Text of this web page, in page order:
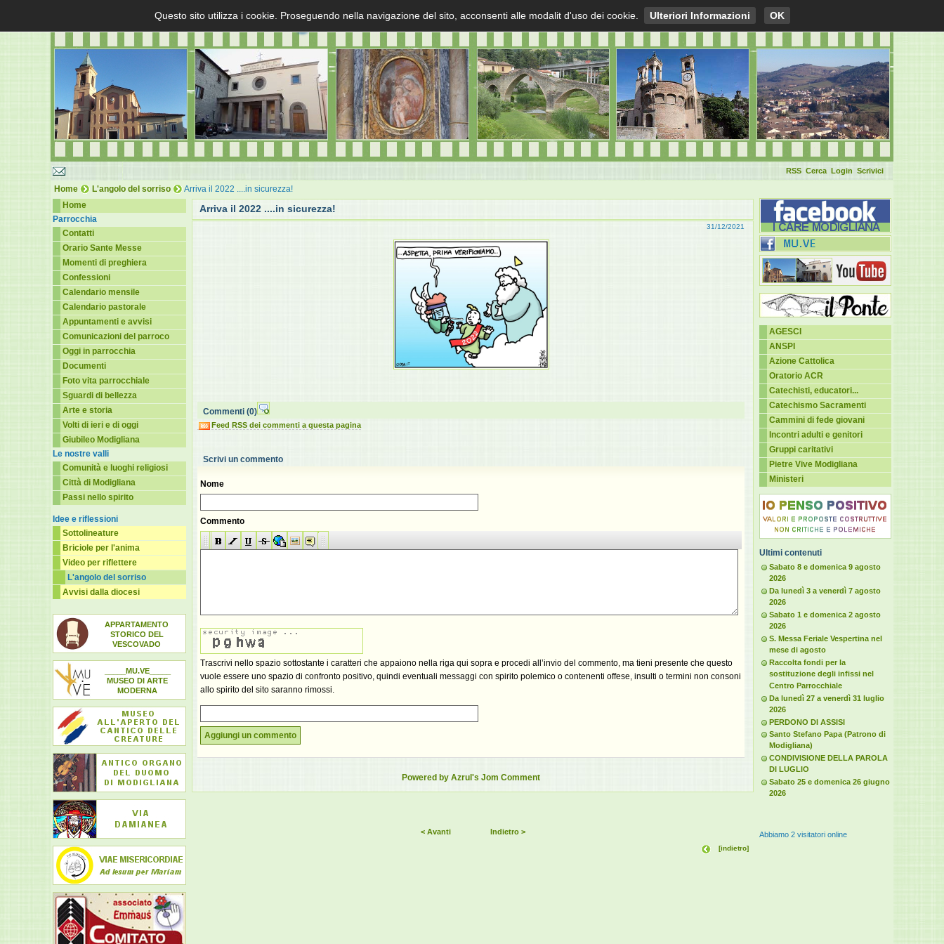
Scrivici
Login
Cerca
RSS
Home L'angolo del sorriso
Arriva il 2022 ....in sicurezza!
Home
Parrocchia
Contatti
Orario Sante Messe
Momenti di preghiera
Confessioni
Calendario mensile
Calendario pastorale
Appuntamenti e avvisi
Comunicazioni del parroco
Oggi in parrocchia
Documenti
Foto vita parrocchiale
Sguardi di bellezza
Arte e storia
Volti di ieri e di oggi
Giubileo Modigliana
Le nostre valli
Comunità e luoghi religiosi
Città di Modigliana
Passi nello spirito
Idee e riflessioni
Sottolineature
Briciole per l'anima
Video per riflettere
L'angolo del sorriso
Avvisi dalla diocesi
APPARTAMENTO
STORICO DEL
VESCOVADO
_____MU.VE_____
MUSEO DI ARTE
MODERNA
Arriva il 2022 ....in sicurezza!
31/12/2021
Commenti (0)
Feed RSS dei commenti a questa pagina
Scrivi un commento
Nome
Commento
Trascrivi nello spazio sottostante i caratteri che appaiono nella riga qui sopra e procedi all’invio del commento, ma tieni presente che questo
vuole essere uno spazio di confronto positivo, quindi eventuali messaggi con spirito polemico o contenenti offese, insulti o termini non consoni
allo spirito del sito saranno rimossi.
Aggiungi un commento
Powered by Azrul's Jom Comment
< Avanti Indietro >
[indietro]
AGESCI
ANSPI
Azione Cattolica
Oratorio ACR
Catechisti, educatori...
Catechismo Sacramenti
Cammini di fede giovani
Incontri adulti e genitori
Gruppi caritativi
Pietre Vive Modigliana
Ministeri
Ultimi contenuti
Sabato 8 e domenica 9 agosto
2026
Da lunedì 3 a venerdì 7 agosto
2026
Sabato 1 e domenica 2 agosto
2026
S. Messa Feriale Vespertina nel
mese di agosto
Raccolta fondi per la
sostituzione degli infissi nel
Centro Parrocchiale
Da lunedì 27 a venerdì 31 luglio
2026
PERDONO DI ASSISI
Santo Stefano Papa (Patrono di
Modigliana)
CONDIVISIONE DELLA PAROLA
DI LUGLIO
Sabato 25 e domenica 26 giugno
2026
Abbiamo 2 visitatori online
Questo sito utilizza i cookie. Proseguendo nella navigazione del sito, acconsenti alle modalit d'uso dei cookie. Ulteriori Informazioni OK